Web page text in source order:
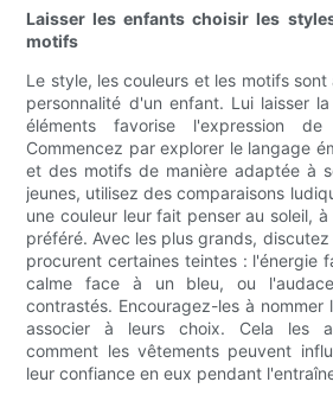
Laisser les enfants choisir les
motifs
Le style, les couleurs et les motifs
personnalité d'un enfant. Lui laisser
éléments favorise l'expression
Commencez par explorer le langage
et des motifs de manière adaptée à
jeunes, utilisez des comparaisons
une couleur leur fait penser au soleil,
préféré. Avec les plus grands,
procurent certaines teintes : l'énergie
calme face à un bleu, ou
contrastés. Encouragez-les à nommer
associer à leurs choix. Cela les
comment les vêtements peuvent
leur confiance en eux pendant